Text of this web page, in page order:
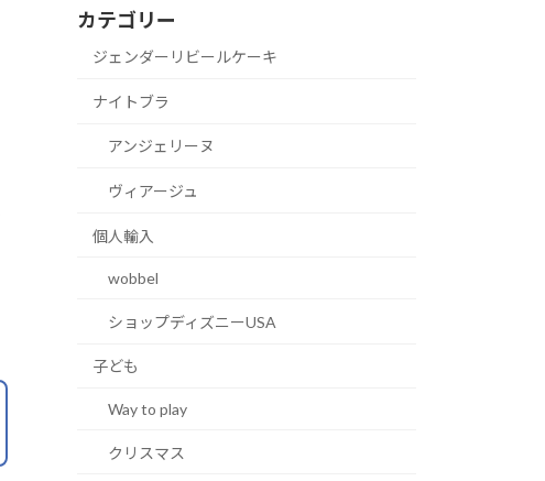
カテゴリー
ジェンダーリビールケーキ
ナイトブラ
アンジェリーヌ
ヴィアージュ
個人輸入
wobbel
ショップディズニーUSA
子ども
Way to play
クリスマス